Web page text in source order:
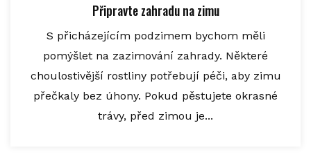
Připravte zahradu na zimu
S přicházejícím podzimem bychom měli
pomýšlet na zazimování zahrady. Některé
choulostivější rostliny potřebují péči, aby zimu
přečkaly bez úhony. Pokud pěstujete okrasné
trávy, před zimou je...